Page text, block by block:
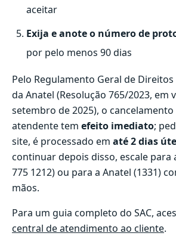
aceitar
Exija e anote o número de
por pelo menos 90 dias
Pelo Regulamento Geral de
da Anatel (Resolução 765/2023, em
setembro de 2025), o
atendente tem efeito imediato;
site, é processado em até 2 dias
continuar depois disso, escale para
775 1212) ou para a Anatel (1331)
mãos.
Para um guia completo do SAC,
central de atendimento ao cliente.